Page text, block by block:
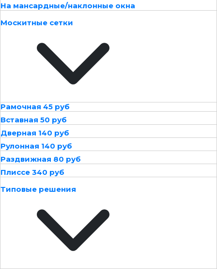
На мансардные/наклонные окна
Москитные сетки
Рамочная 45 руб
Вставная 50 руб
Дверная 140 руб
Рулонная 140 руб
Раздвижная 80 руб
Плиссе 340 руб
Типовые решения